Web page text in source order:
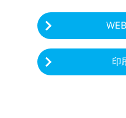
印